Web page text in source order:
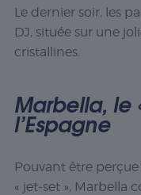
Le dernier soir, les
DJ, située sur une
cristallines.
Marbella, le
l’Espagne
Pouvant être
« jet-set », Marbella